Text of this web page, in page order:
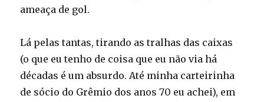
ameaça de gol.
Lá pelas tantas, tirando as tralhas das caixas
(o que eu tenho de coisa que eu não via há
décadas é um absurdo. Até minha carteirinha
de sócio do Grêmio dos anos 70 eu achei), em